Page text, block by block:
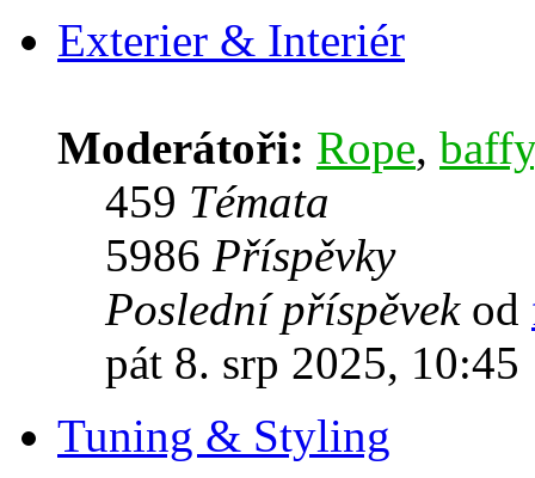
Exterier & Interiér
Moderátoři: Rope, baffy
459 Témata
5986 Příspěvky
Poslední příspěvekod
pát 8. srp 2025, 10:45
Tuning & Styling